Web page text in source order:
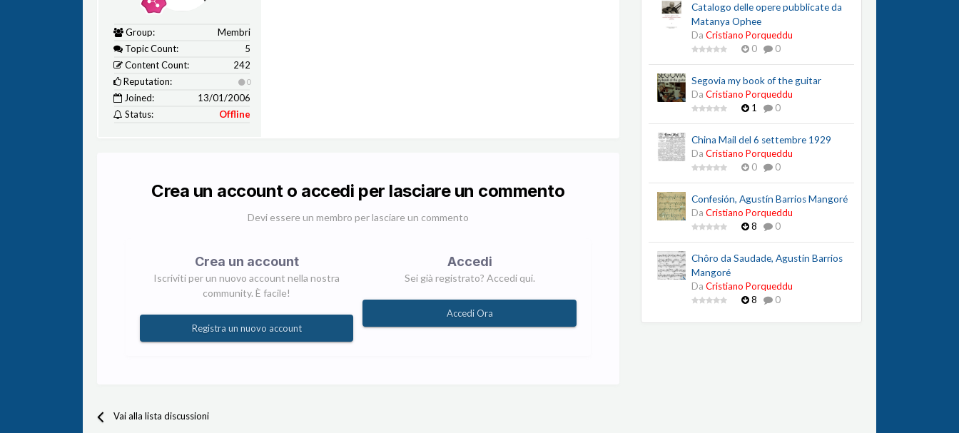
Group:
Membri
Topic Count:
5
Content Count:
242
Reputation:
0
Joined:
13/01/2006
Status:
Offline
Crea un account o accedi per lasciare un commento
Devi essere un membro per lasciare un commento
Crea un account
Iscriviti per un nuovo account nella nostra
community. È facile!
Registra un nuovo account
Accedi
Sei già registrato? Accedi qui.
Accedi Ora
Vai alla lista discussioni
Catalogo delle opere pubblicate da
Matanya Ophee
Da Cristiano Porqueddu
0
0
Segovia my book of the guitar
Da Cristiano Porqueddu
1
0
China Mail del 6 settembre 1929
Da Cristiano Porqueddu
0
0
Confesión, Agustín Barrios Mangoré
Da Cristiano Porqueddu
8
0
Chôro da Saudade, Agustín Barrios
Mangoré
Da Cristiano Porqueddu
8
0